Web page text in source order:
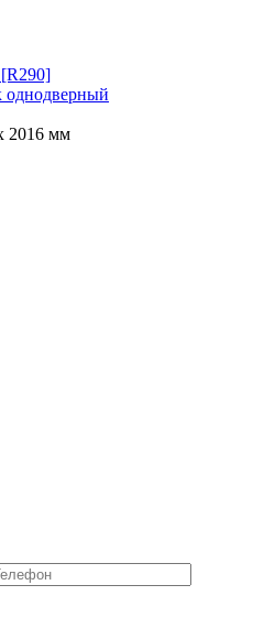
однодверный
2016 мм